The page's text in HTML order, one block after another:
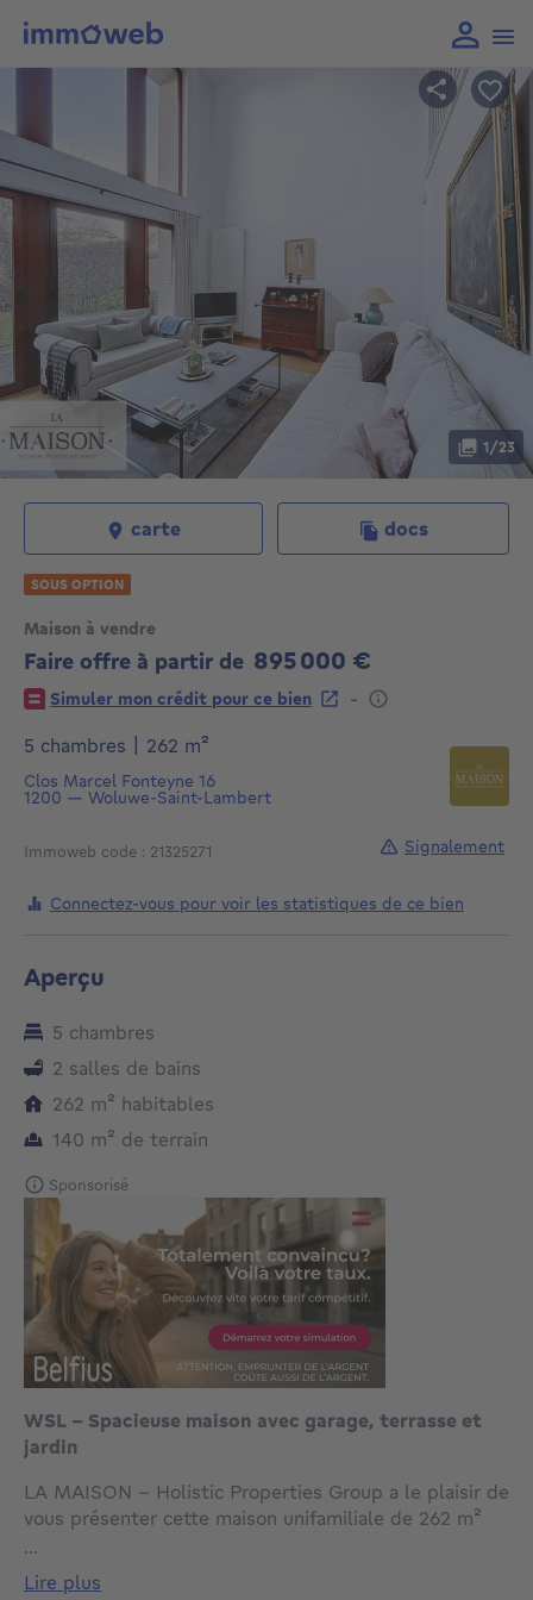
Maison à vendre
Faire offre à partir de 895 000 €
895000€
Simuler mon crédit pour ce bien
-
5 chambres
262 m²
Clos Marcel Fonteyne 16
1200 — Woluwe-Saint-Lambert
Immoweb code : 21325271
1/23
carte docs
SOUS OPTION
Connectez-vous pour voir les statistiques de ce bien
Signalement
Aperçu
5 chambres
2 salles de bains
262 m² mètres carrés
habitables
140 m² mètres carrés
de terrain
Sponsorisé
WSL – Spacieuse maison avec garage, terrasse et
jardin
LA MAISON – Holistic Properties Group a le plaisir de
vous présenter cette maison unifamiliale de 262 m²
résidentiel prisé de Woluwe-Saint-Lambert, à
...
lire plus